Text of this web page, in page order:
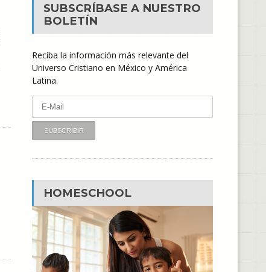
SUBSCRÍBASE A NUESTRO
BOLETÍN
Reciba la información más relevante del
Universo Cristiano en México y América
Latina.
HOMESCHOOL